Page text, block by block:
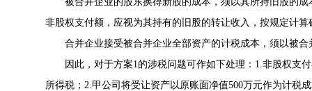
非股权支付额，应视为其持有的旧股的转让收入，按规定计
合并企业接受被合并企业全部资产的计税成本，须以被合
因此，对于方案1的涉税问题可作如下处理：1.非股权支付
所得税；2.甲公司将受让资产以原账面净值500万元作为计税